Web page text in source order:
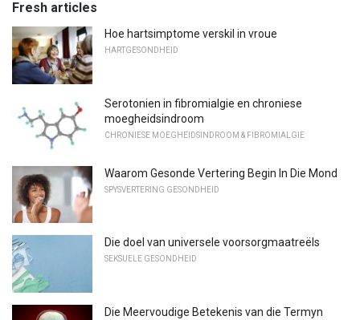
Fresh articles
Hoe hartsimptome verskil in vroue
HARTGESONDHEID
Serotonien in fibromialgie en chroniese
moegheidsindroom
CHRONIESE MOEGHEIDSINDROOM & FIBROMIALGIE
Waarom Gesonde Vertering Begin In Die Mond
SPYSVERTERING GESONDHEID
Die doel van universele voorsorgmaatreëls
SEKSUELE GESONDHEID
Die Meervoudige Betekenis van die Termyn